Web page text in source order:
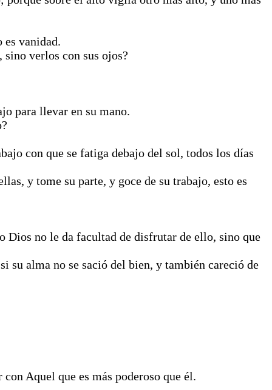
es vanidad.
sino verlos con sus ojos?
para llevar en su mano.
con que se fatiga debajo del sol, todos los días
y tome su parte, y goce de su trabajo, esto es
Dios no le da facultad de disfrutar de ello, sino que
su alma no se sació del bien, y también careció de
Aquel que es más poderoso que él.